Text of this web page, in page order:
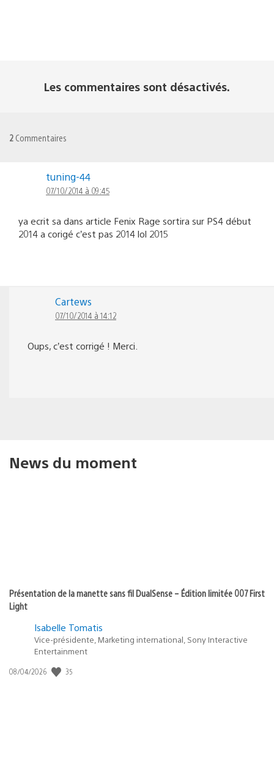
Les commentaires sont désactivés.
2 Commentaires
tuning-44
07/10/2014 à 09:45
ya ecrit sa dans article Fenix Rage sortira sur PS4 début
2014 a corigé c’est pas 2014 lol 2015
Cartews
07/10/2014 à 14:12
Oups, c’est corrigé ! Merci.
News du moment
Présentation de la manette sans fil DualSense – Édition limitée 007 First
Light
Isabelle Tomatis
Vice-présidente, Marketing international, Sony Interactive
Entertainment
Date
08/04/2026 35